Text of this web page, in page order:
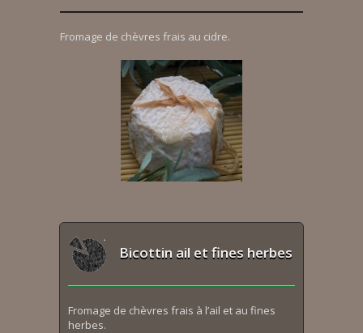
Fromage de chèvres frais au cidre.
Bicottin ail et fines herbes
Fromage de chèvres frais à l’ail et au fines
herbes.